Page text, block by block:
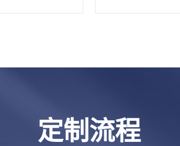
定制流程